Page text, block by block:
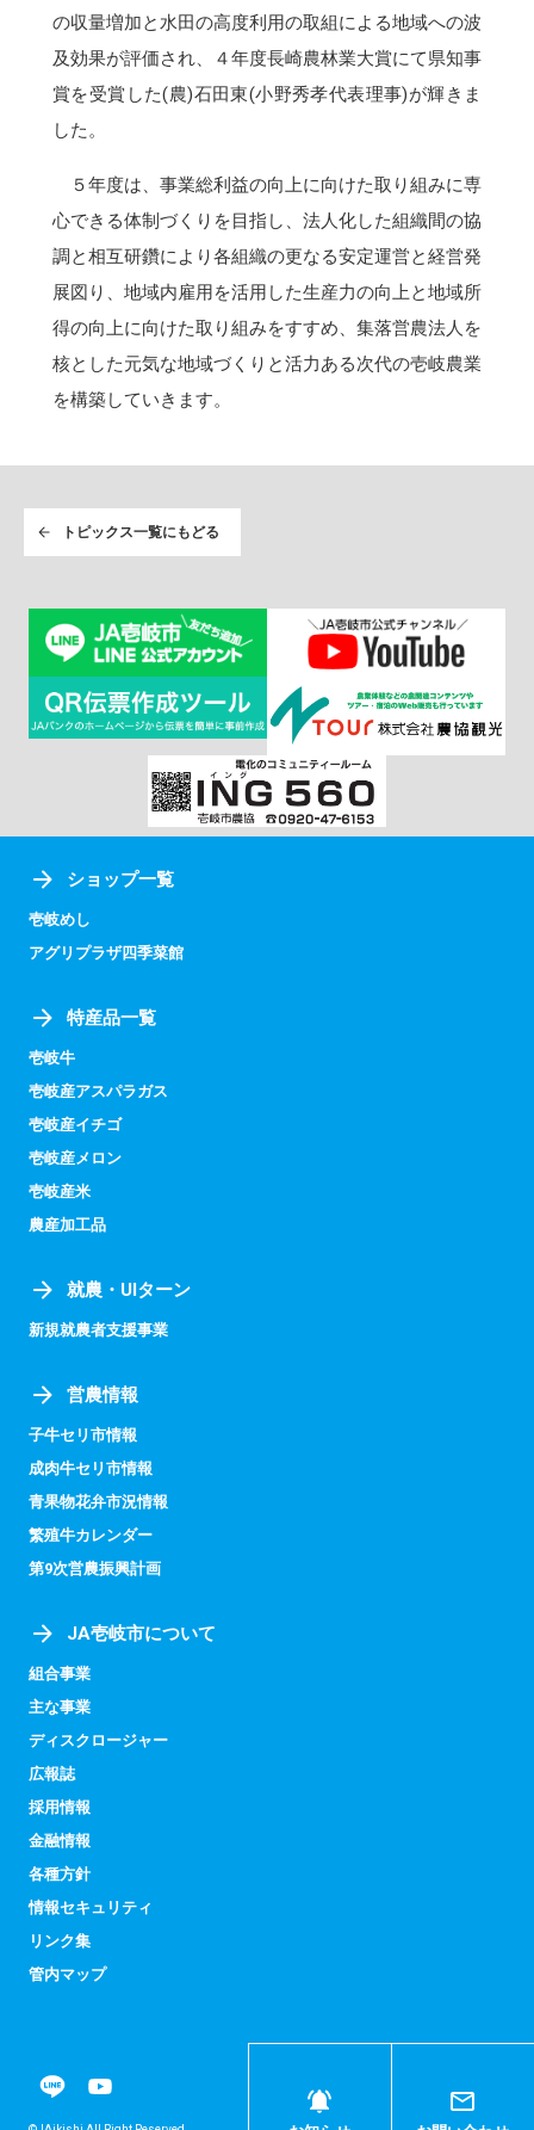
の収量増加と水田の高度利用の取組による地域への波
及効果が評価され、４年度長崎農林業大賞にて県知事
賞を受賞した(農)石田東(小野秀孝代表理事)が輝きま
した。
５年度は、事業総利益の向上に向けた取り組みに専
心できる体制づくりを目指し、法人化した組織間の協
調と相互研鑽により各組織の更なる安定運営と経営発
展図り、地域内雇用を活用した生産力の向上と地域所
得の向上に向けた取り組みをすすめ、集落営農法人を
核とした元気な地域づくりと活力ある次代の壱岐農業
を構築していきます。
トピックス一覧にもどる
ショップ一覧
壱岐めし
アグリプラザ四季菜館
特産品一覧
壱岐牛
壱岐産アスパラガス
壱岐産イチゴ
壱岐産メロン
壱岐産米
農産加工品
就農・UIターン
新規就農者支援事業
営農情報
子牛セリ市情報
成肉牛セリ市情報
青果物花弁市況情報
繁殖牛カレンダー
第9次営農振興計画
JA壱岐市について
組合事業
主な事業
ディスクロージャー
広報誌
採用情報
金融情報
各種方針
情報セキュリティ
リンク集
管内マップ